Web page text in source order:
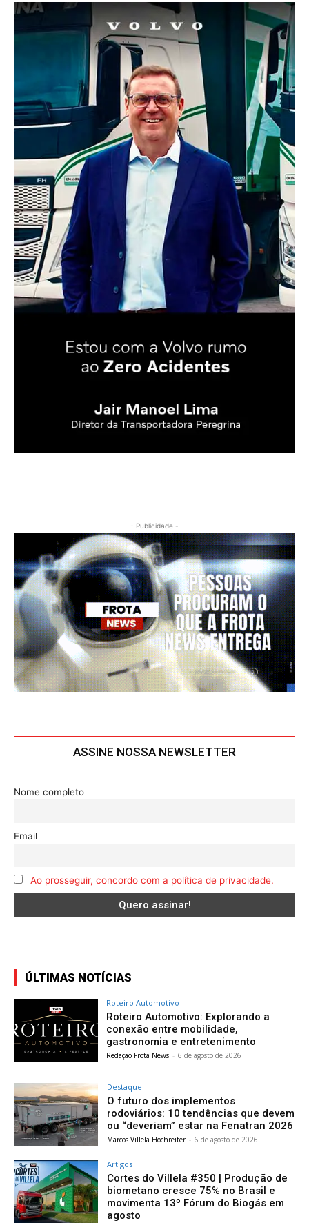
- Publicidade -
ASSINE NOSSA NEWSLETTER
Nome completo
Email
Ao prosseguir, concordo com a política de privacidade.
ÚLTIMAS NOTÍCIAS
Roteiro Automotivo
Roteiro Automotivo: Explorando a
conexão entre mobilidade,
gastronomia e entretenimento
Redação Frota News - 6 de agosto de 2026
Destaque
O futuro dos implementos
rodoviários: 10 tendências que devem
ou “deveriam” estar na Fenatran 2026
Marcos Villela Hochreiter - 6 de agosto de 2026
Artigos
Cortes do Villela #350 | Produção de
biometano cresce 75% no Brasil e
movimenta 13º Fórum do Biogás em
agosto